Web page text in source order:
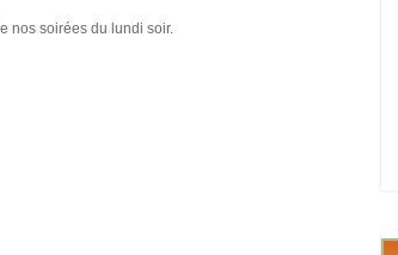
nos soirées du lundi soir.